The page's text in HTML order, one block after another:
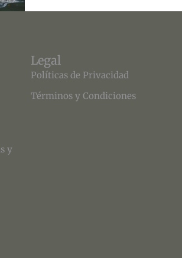
y
Legal
Políticas de Privacidad
Términos y Condiciones